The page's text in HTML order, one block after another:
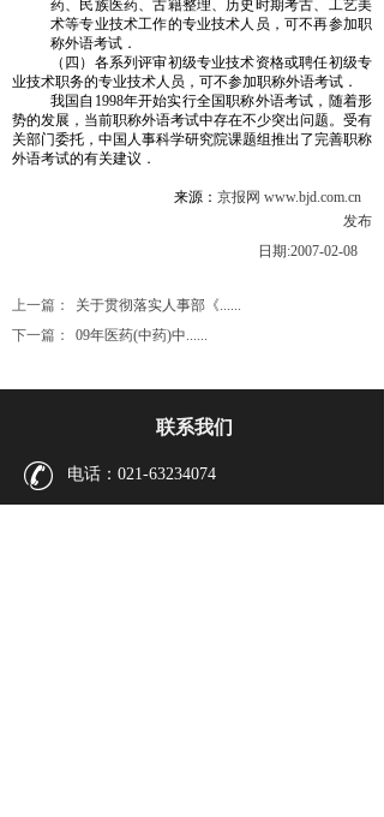
药、民族医药、古籍整理、历史时期考古、工艺美
术等专业技术工作的专业技术人员，可不再参加职
称外语考试．
（四）各系列评审初级专业技术资格或聘任初级专
业技术职务的专业技术人员，可不参加职称外语考试．
我国自 1998年开始实行全国职称外语考试，随着形
势的发展，当前职称外语考试中存在不少突出问题。受有
关部门委托，中国人事科学研究院课题组推出了完善职称
外语考试的有关建议．
来源： 京报网 www.bjd.com.cn
发布
日期:2007-02-08
上一篇：
关于贯彻落实人事部《......
下一篇：
09年医药(中药)中......
联系我们
电话：021-63234074